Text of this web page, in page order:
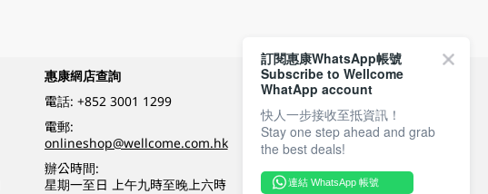
惠康網店查詢
電話: +852 3001 1299
電郵:
onlineshop@wellcome.com.hk
辦公時間:
星期一至日 上午九時至晚上六時
付款方式
關注我們
訂閱惠康WhatsApp帳號
Subscribe to Wellcome
WhatApp account
快人一步接收至抵資訊！
Stay one step ahead and grab
the best deals!
連結 WhatsApp 帳號